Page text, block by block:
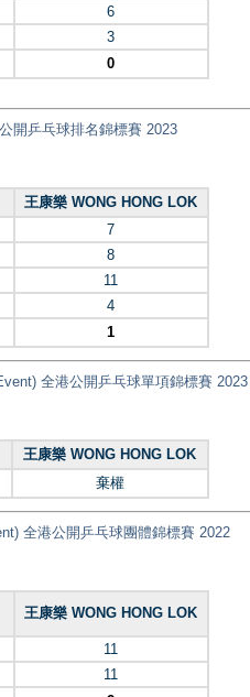
6
3
0
開乒乓球排名錦標賽 2023
王康樂 WONG HONG LOK
7
8
11
4
1
全港公開乒乓球單項錦標賽 2023
王康樂 WONG HONG LOK
棄權
全港公開乒乓球團體錦標賽 2022
王康樂 WONG HONG LOK
11
11